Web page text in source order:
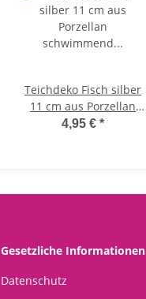
Teichdeko Fisch silber
11 cm aus Porzellan
schwimmend für
4,95 € *
Gesetzliche Informationen
Datenschutz